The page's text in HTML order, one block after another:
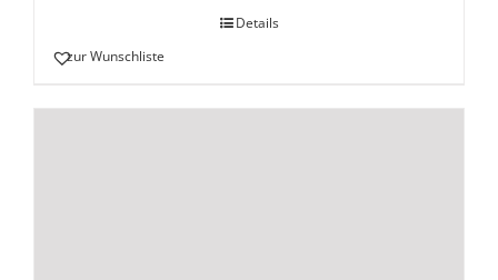
Details
zur Wunschliste